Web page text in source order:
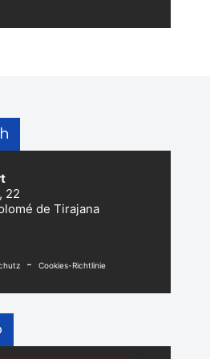
22
de Tirajana
- Cookies-Richtlinie